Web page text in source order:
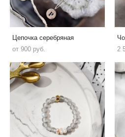
Цепочка серебряная
от 900 pуб.
2